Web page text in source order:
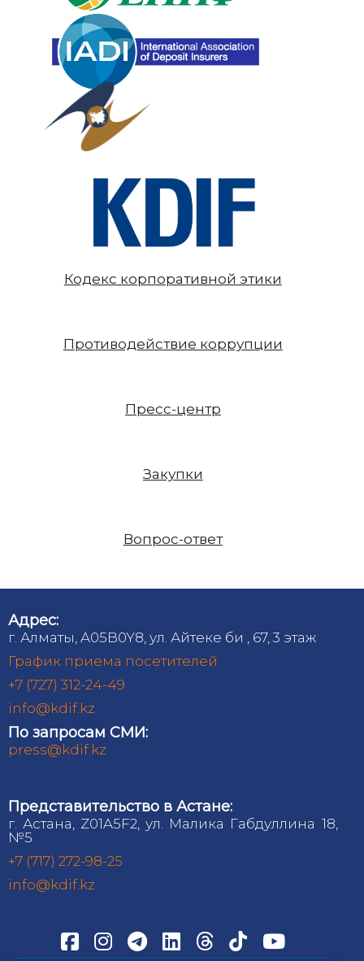
Кодекс корпоративной этики
Противодействие коррупции
Пресс-центр
Закупки
Вопрос-ответ
Адрес:
г. Алматы, A05B0Y8, ул. Айтеке би , 67, 3 этаж
График приема посетителей
+7 (727) 312-24-49
info@kdif.kz
По запросам СМИ:
press@kdif.kz
Представительство в Астане:
г. Астана, Z01A5F2, ул. Малика Габдуллина 18,
№5
+7 (717) 272-98-25
info@kdif.kz